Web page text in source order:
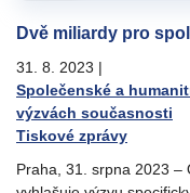
Dvě miliardy pro
31. 8. 2023 |
Společenské a
výzvách současnosti
Tiskové zprávy
Praha, 31. srpna 2023 –